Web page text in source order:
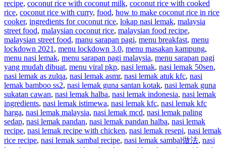
recipe, coconut rice with coconut milk, coconut rice with cooked
rice, coconut rice with curry, food, how to make coconut rice in rice
cooker, ingredients for coconut rice, lokap nasi lemak, malaysia
street food, malaysian coconut rice, malaysian food recipe,
malaysian street food, manu sarapan pagi, menu breakfast, menu
lockdown 2021 , menu lockdown 3.0, menu masakan kampung,
menu nasi lemak, menu sarapan pagi malaysia, menu sarapan pagi
yang mudah dibuat, menu viral pkp, nasi lemak, nasi lemak 50sen,
nasi lemak as zulqa, nasi lemak asmr, nasi lemak atuk kfc, nasi
lemak bamboo ss2, nasi lemak guna santan kotak, nasi lemak guna
sukatan cawan, nasi lemak halba, nasi lemak indonesia, nasi lemak
ingredients, nasi lemak istimewa, nasi lemak kfc, nasi lemak kfc
harga, nasi lemak malaysia, nasi lemak mcd, nasi lemak paling
sedap, nasi lemak pandan, nasi lemak pandan halba, nasi lemak
recipe, nasi lemak recipe with chicken, nasi lemak resepi, nasi lemak
rice recipe, nasi lemak sambal recipe, nasi lemak sambal做法, nasi